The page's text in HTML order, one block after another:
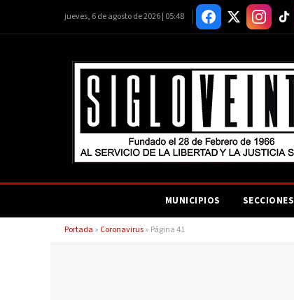
jueves, 6 de agosto de 2026 | 05:48
MUNICIPIOS SECCIONES
Portada » Coronavirus» Página 41